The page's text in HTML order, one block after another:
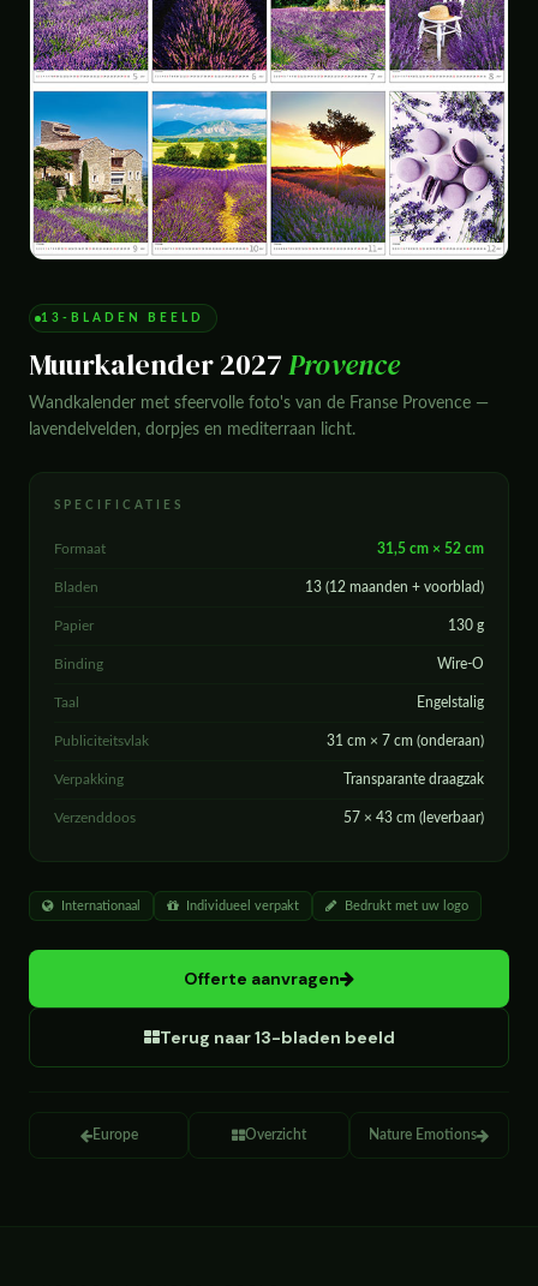
13-BLADEN BEELD
Muurkalender 2027Provence
Wandkalender met sfeervolle foto's van de Franse Provence —
lavendelvelden, dorpjes en mediterraan licht.
SPECIFICATIES
Formaat 31,5 cm × 52 cm
Bladen 13 (12 maanden + voorblad)
Papier 130 g
Binding Wire-O
Taal Engelstalig
Publiciteitsvlak 31 cm × 7 cm (onderaan)
Verpakking Transparante draagzak
Verzenddoos 57 × 43 cm (leverbaar)
Internationaal Individueel verpakt Bedrukt met uw logo
Offerte aanvragen
Terug naar 13-bladen beeld
Europe Overzicht Nature Emotions